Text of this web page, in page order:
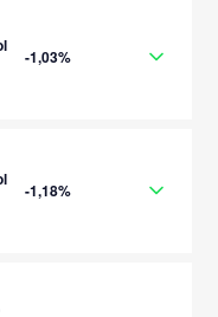
-1,03%
-1,18%